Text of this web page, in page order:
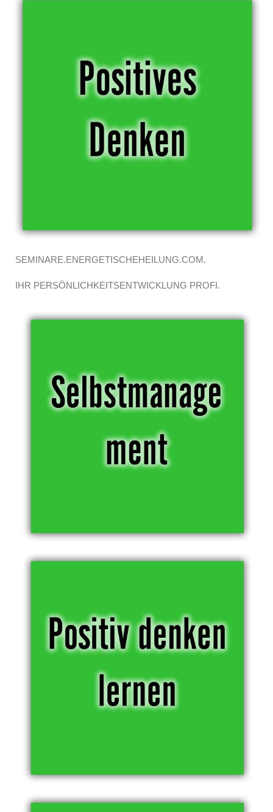
SEMINARE.ENERGETISCHEHEILUNG.COM.
IHR PERSÖNLICHKEITSENTWICKLUNG PROFI.